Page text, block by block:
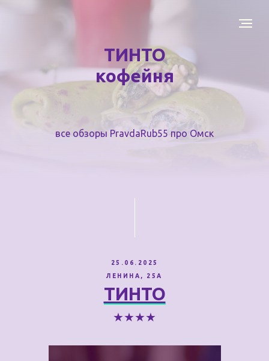
ТИНТО
кофейня
все обзоры PravdaRub55 про Омск
25.06.2025
ЛЕНИНА, 25А
ТИНТО
★★★★